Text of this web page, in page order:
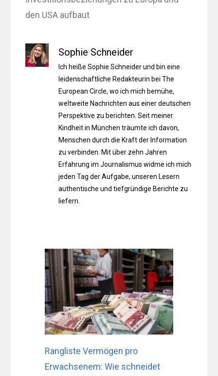
den USA aufbaut
Sophie Schneider
Ich heiße Sophie Schneider und bin eine
leidenschaftliche Redakteurin bei The
European Circle, wo ich mich bemühe,
weltweite Nachrichten aus einer deutschen
Perspektive zu berichten. Seit meiner
Kindheit in München träumte ich davon,
Menschen durch die Kraft der Information
zu verbinden. Mit über zehn Jahren
Erfahrung im Journalismus widme ich mich
jeden Tag der Aufgabe, unseren Lesern
authentische und tiefgründige Berichte zu
liefern.
Rangliste Vermögen pro
Erwachsenem: Wie schneidet